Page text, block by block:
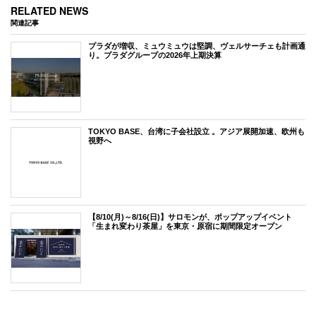
RELATED NEWS
関連記事
プラダが増収、ミュウミュウは堅調、ヴェルサーチェも計画通
り。プラダグループの2026年上期決算
TOKYO BASE、台湾に子会社設立 。アジア展開加速、欧州も
視野へ
【8/10(月)～8/16(日)】サロモンが、ポップアップイベント
「生まれ変わり茶屋」を東京・原宿に期間限定オープン